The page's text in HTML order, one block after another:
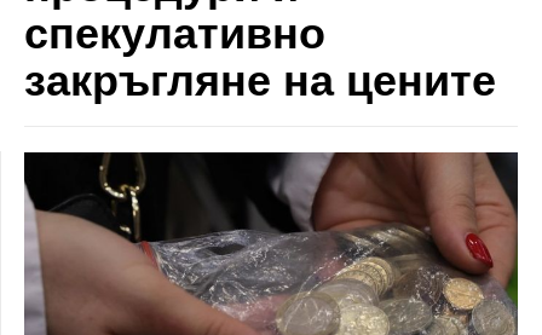
спекулативно
закръгляне на цените